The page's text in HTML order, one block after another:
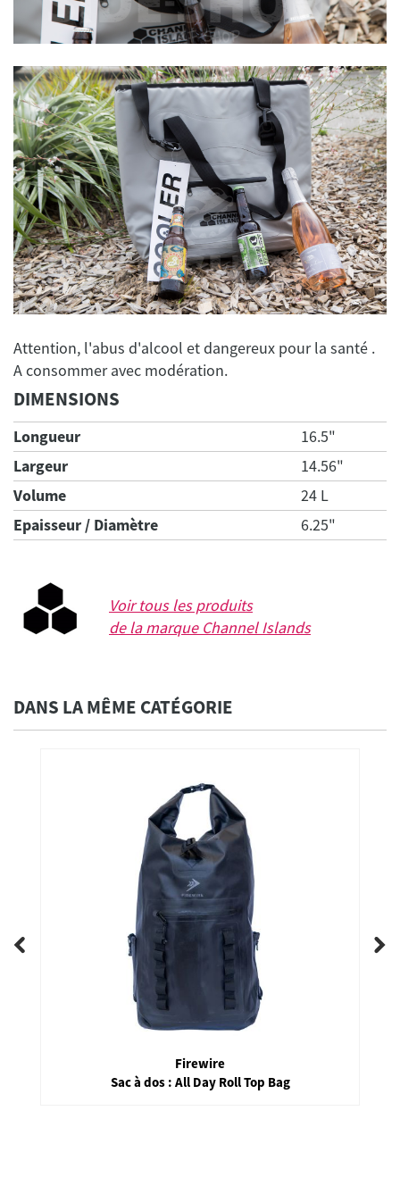
Attention, l'abus d'alcool et dangereux pour la santé .
DIMENSIONS
Longueur
16.5"
Largeur
14.56"
Volume
24 L
Epaisseur / Diamètre
6.25"
Voir tous les produits
de la marque Channel Islands
DANS LA MÊME CATÉGORIE
Firewire
Sac à dos : All Day Roll Top Bag